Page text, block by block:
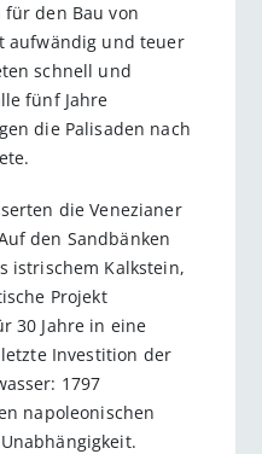
den Bau von
aufwändig und teuer
schnell und
fünf Jahre
die Palisaden nach
die Venezianer
den Sandbänken
istrischem Kalkstein,
Projekt
30 Jahre in eine
Investition der
1797
napoleonischen